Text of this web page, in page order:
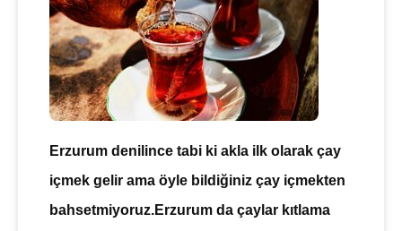
Erzurum denilince tabi ki akla ilk olarak çay
içmek gelir ama öyle bildiğiniz çay içmekten
bahsetmiyoruz.Erzurum da çaylar kıtlama